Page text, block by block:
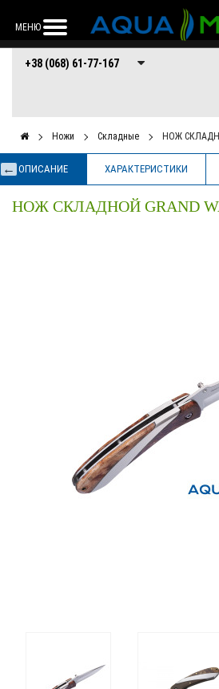
МЕНЮ
+38 (068) 61-77-
167
+38 (066)
+38 (068) 61-77-167
Ножи Складные НОЖ
ОПИСАНИЕ ХАРАКТЕРИСТИКИ
НОЖ СКЛАДНОЙ GRAND